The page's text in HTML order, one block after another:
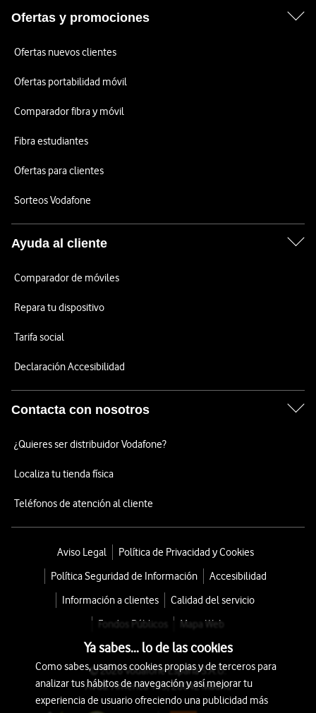
Ofertas y promociones
Ofertas nuevos clientes
Ofertas portabilidad móvil
Comparador fibra y móvil
Fibra estudiantes
Ofertas para clientes
Sorteos Vodafone
Ayuda al cliente
Comparador de móviles
Repara tu dispositivo
Tarifa social
Declaración Accesibilidad
Contacta con nosotros
¿Quieres ser distribuidor Vodafone?
Localiza tu tienda física
Teléfonos de atención al cliente
Aviso Legal
Política de Privacidad y Cookies
Política Seguridad de Información
Accesibilidad
Información a clientes
Calidad del servicio
Fondos Públicos
Mapa Web
© 2026 Vodafone España S.A.U.
Avda. América 115, 28042 Madrid
Ya sabes... lo de las cookies
Como sabes, usamos cookies propias y de terceros para
analizar tus hábitos de navegación y así mejorar tu
experiencia de usuario ofreciendo una publicidad más